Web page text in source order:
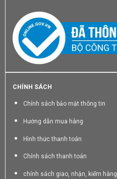
CHÍNH SÁCH
Chính sách bảo mật thông tin
Hướng dẫn mua hàng
Hình thức thanh toán
Chính sách thanh toán
chính sách giao, nhận, kiểm hàng